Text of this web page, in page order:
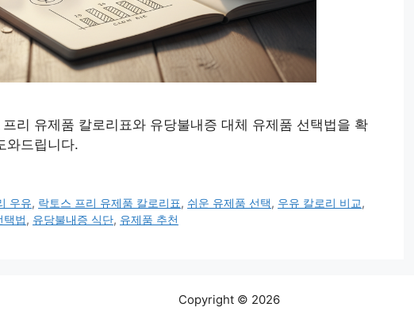
리 유제품 칼로리표와 유당불내증 대체 유제품 선택법을 확
와드립니다.
우유, 락토스 프리 유제품 칼로리표, 쉬운 유제품 선택, 우유 칼로리 비교,
택법, 유당불내증 식단, 유제품 추천
Copyright © 2026